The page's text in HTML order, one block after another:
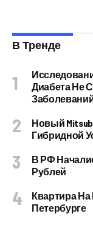
В Тренде
Диабета Не
Новый
Гибридной
В РФ
Рублей
Квартира
Петербурге